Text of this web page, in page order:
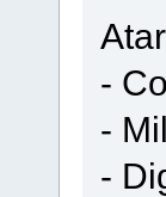
-
-
-